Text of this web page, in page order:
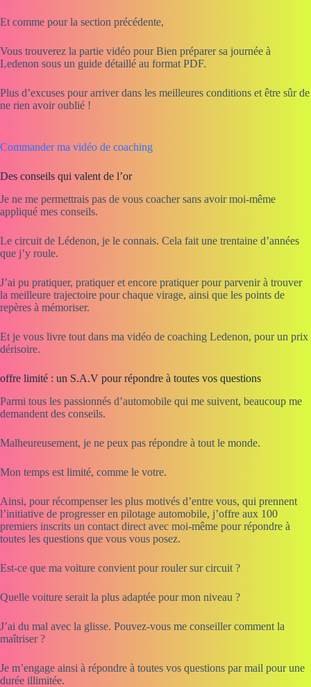
Et comme pour la section précédente,
Vous trouverez la partie vidéo pour Bien préparer sa journée à
Ledenon sous un guide détaillé au format PDF.
Plus d’excuses pour arriver dans les meilleures conditions et être sûr de
ne rien avoir oublié !
Commander ma vidéo de coaching
Des conseils qui valent de l’or
Je ne me permettrais pas de vous coacher sans avoir moi-même
appliqué mes conseils.
Le circuit de Lédenon, je le connais. Cela fait une trentaine d’années
que j’y roule.
J’ai pu pratiquer, pratiquer et encore pratiquer pour parvenir à trouver
la meilleure trajectoire pour chaque virage, ainsi que les points de
repères à mémoriser.
Et je vous livre tout dans ma vidéo de coaching Ledenon, pour un prix
dérisoire.
offre limité : un S.A.V pour répondre à toutes vos questions
Parmi tous les passionnés d’automobile qui me suivent, beaucoup me
demandent des conseils.
Malheureusement, je ne peux pas répondre à tout le monde.
Mon temps est limité, comme le votre.
Ainsi, pour récompenser les plus motivés d’entre vous, qui prennent
l’initiative de progresser en pilotage automobile, j’offre aux 100
premiers inscrits un contact direct avec moi-même pour répondre à
toutes les questions que vous vous posez.
Est-ce que ma voiture convient pour rouler sur circuit ?
Quelle voiture serait la plus adaptée pour mon niveau ?
J’ai du mal avec la glisse. Pouvez-vous me conseiller comment la
maîtriser ?
Je m’engage ainsi à répondre à toutes vos questions par mail pour une
durée illimitée.